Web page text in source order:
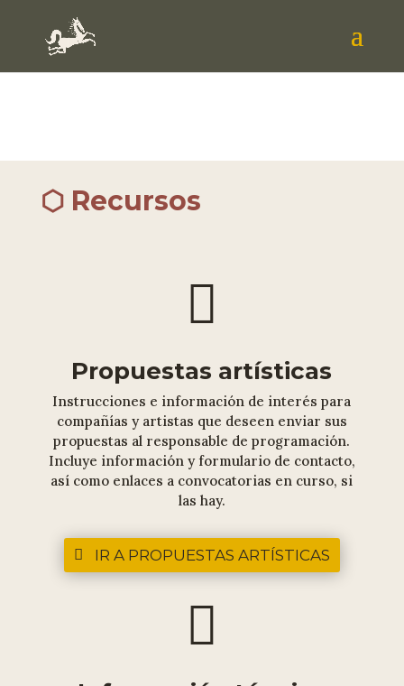
⬡ Recursos

Propuestas artísticas
Instrucciones e información de interés para
compañías y artistas que deseen enviar sus
propuestas al responsable de programación.
Incluye información y formulario de contacto,
así como enlaces a convocatorias en curso, si
las hay.
IR A PROPUESTAS ARTÍSTICAS
